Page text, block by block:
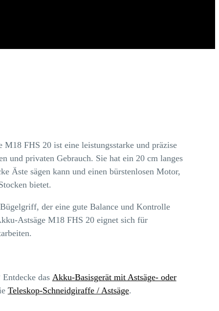
FHS 20 ist eine leistungsstarke und präzise
und privaten Gebrauch. Sie hat ein 20 cm langes
Äste sägen kann und einen bürstenlosen Motor,
bietet.
der eine gute Balance und Kontrolle
Astsäge M18 FHS 20 eignet sich für
das Akku-Basisgerät mit Astsäge- oder
Teleskop-Schneidgiraffe / Astsäge.